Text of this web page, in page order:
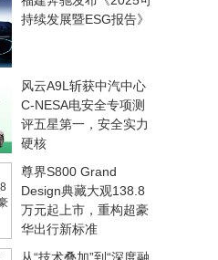
持续发展暨ESG报告》
风云A9L斩获中汽中心
C-NESA电安全专项测
评五星第一，安全实力
硬核
尊界S800 Grand
Design典藏大观138.8
万元起上市，重构超豪
华出行新标准